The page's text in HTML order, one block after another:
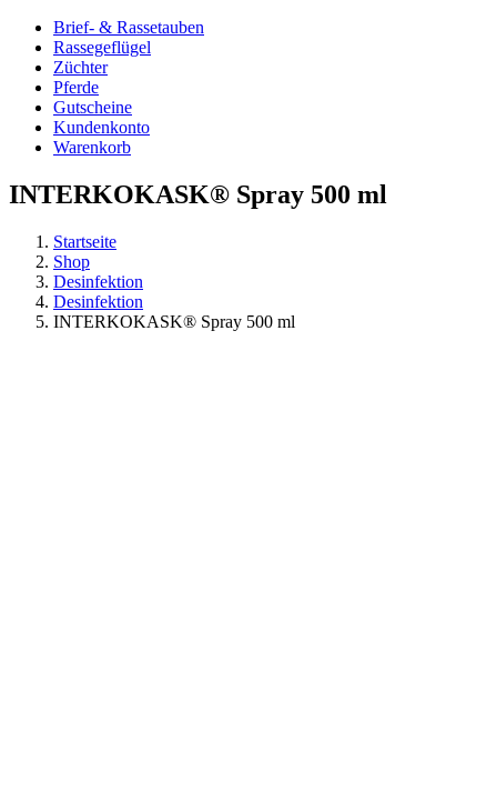
Brief- & Rassetauben
Rassegeflügel
Züchter
Pferde
Gutscheine
Kundenkonto
Warenkorb
INTERKOKASK® Spray 500 ml
Startseite
Shop
Desinfektion
Desinfektion
INTERKOKASK® Spray 500 ml